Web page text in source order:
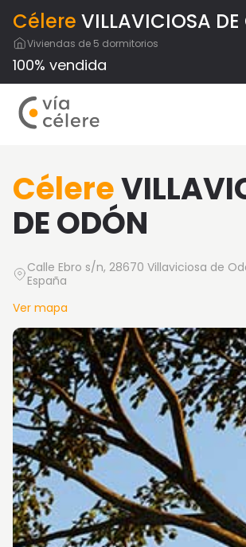
Célere VILLAVICIOSA DE
Viviendas de 5 dormitorios
100% vendida
Célere
DE ODÓN
Calle Ebro s/n, 28670 Villaviciosa de
España
Ver mapa